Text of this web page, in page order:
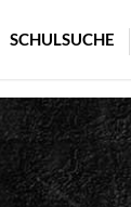
SCHULSUCHE